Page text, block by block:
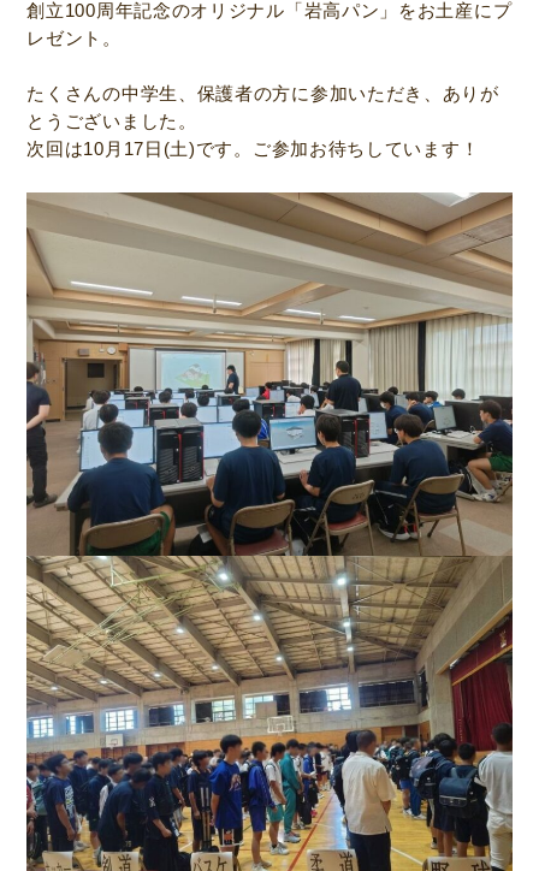
創立100周年記念のオリジナル「岩高パン」をお土産にプ
レゼント。
たくさんの中学生、保護者の方に参加いただき、ありが
とうございました。
次回は10月17日(土)です。ご参加お待ちしています！